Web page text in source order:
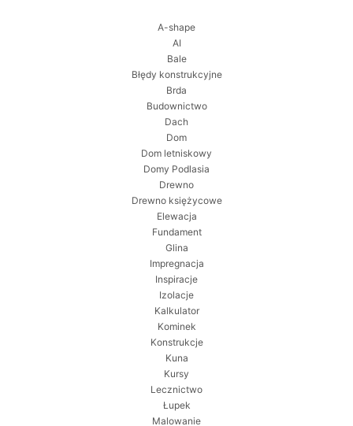
A-shape
AI
Bale
Błędy konstrukcyjne
Brda
Budownictwo
Dach
Dom
Dom letniskowy
Domy Podlasia
Drewno
Drewno księżycowe
Elewacja
Fundament
Glina
Impregnacja
Inspiracje
Izolacje
Kalkulator
Kominek
Konstrukcje
Kuna
Kursy
Lecznictwo
Łupek
Malowanie